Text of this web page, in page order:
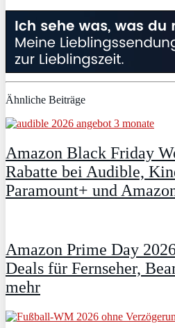
Ähnliche Beiträge
Amazon Black Friday
Rabatte bei Audible,
Paramount+ und
Amazon Prime Day
Deals für Fernseher,
mehr